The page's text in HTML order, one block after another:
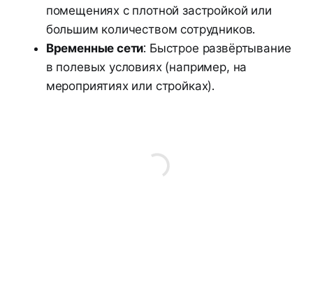
помещениях с плотной застройкой или
большим количеством сотрудников.
Временные сети: Быстрое развёртывание
в полевых условиях (например, на
мероприятиях или стройках).